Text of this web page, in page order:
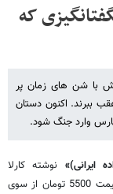
که
با شن های زمان پر
ببرند. اکنون دستان
وارد جنگ شود.
نوشته کارلا
جابلونسکی با ترجمه حسین شهرابی در 248 صفحه و قیمت 5500 تومان از سوی